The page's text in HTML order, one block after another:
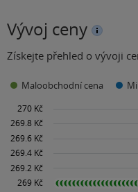
Vývoj ceny
Získejte přehled o vývoji
Maloobchodní cena